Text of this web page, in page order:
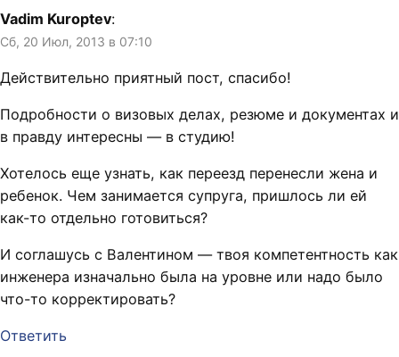
Vadim Kuroptev:
Сб, 20 Июл, 2013 в 07:10
Действительно приятный пост, спасибо!
Подробности о визовых делах, резюме и документах и
в правду интересны — в студию!
Хотелось еще узнать, как переезд перенесли жена и
ребенок. Чем занимается супруга, пришлось ли ей
как-то отдельно готовиться?
И соглашусь с Валентином — твоя компетентность как
инженера изначально была на уровне или надо было
что-то корректировать?
Ответить